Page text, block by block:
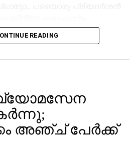
കിലോമീറ്റേഴ്‌സ് ആൻഡ്
രണ്ടും ഇവിടെ ഇല്ല
മദീന. ആപ്പിൾ കൃഷിക്ക്
ആപ്പിൾ ക്യാപിറ്റൽ എന്നും
എന്ത് കൊണ്ട് മദീന എന്ന
ഉത്തരവും പെട്ടെന്ന്
അമേരിക്കയിൽ മദീന എന്ന
രാജ്യത്തെ
READING
അഞ്ച് പേര്‍ക്ക്